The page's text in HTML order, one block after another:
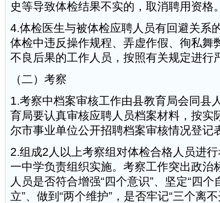
史等导致体检结果不实的，取消聘用资格
4.体检医生与被体检应聘人员有回避关系
体检中违反操作规程、弄虚作假、徇私舞
不良后果的工作人员，按照有关规定进行
（二）考察
1.考察中档案审核工作由县教育局会同县
育局要认真审核应聘人员档案材料，按实
尔市事业单位公开招聘档案审核情况登记
2.组成2人以上考察组对体检合格人员进
一中学负责组织实施。考察工作突出政治
人员是否符合增强“四个意识”、坚定“四个
立”、做到“两个维护”，是否牢记“三个离